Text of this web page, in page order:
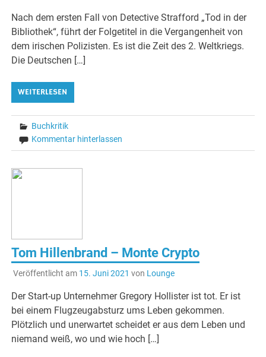
Nach dem ersten Fall von Detective Strafford „Tod in der
Bibliothek“, führt der Folgetitel in die Vergangenheit von
dem irischen Polizisten. Es ist die Zeit des 2. Weltkriegs.
Die Deutschen […]
WEITERLESEN
Buchkritik
Kommentar hinterlassen
Tom Hillenbrand – Monte Crypto
Veröffentlicht am 15. Juni 2021 von Lounge
Der Start-up Unternehmer Gregory Hollister ist tot. Er ist
bei einem Flugzeugabsturz ums Leben gekommen.
Plötzlich und unerwartet scheidet er aus dem Leben und
niemand weiß, wo und wie hoch […]